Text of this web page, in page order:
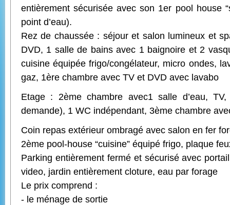
entièrement sécurisée avec son 1er pool house
point d’eau).
Rez de chaussée : séjour et salon lumineux et
DVD, 1 salle de bains avec 1 baignoire et 2
cuisine équipée frigo/congélateur, micro ondes,
gaz, 1ère chambre avec TV et DVD avec lavabo
Etage : 2ème chambre avec1 salle d’eau,
demande), 1 WC indépendant, 3ème chambre
Coin repas extérieur ombragé avec salon en fer
2ème pool-house “cuisine” équipé frigo, plaque
Parking entièrement fermé et sécurisé avec
video, jardin entièrement cloture, eau par forage
Le prix comprend :
- le ménage de sortie